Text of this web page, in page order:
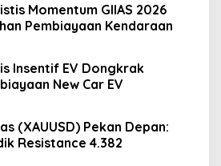
Momentum GIIAS 2026
Pembiayaan Kendaraan
Insentif EV Dongkrak
New Car EV
(XAUUSD) Pekan Depan:
Resistance 4.382